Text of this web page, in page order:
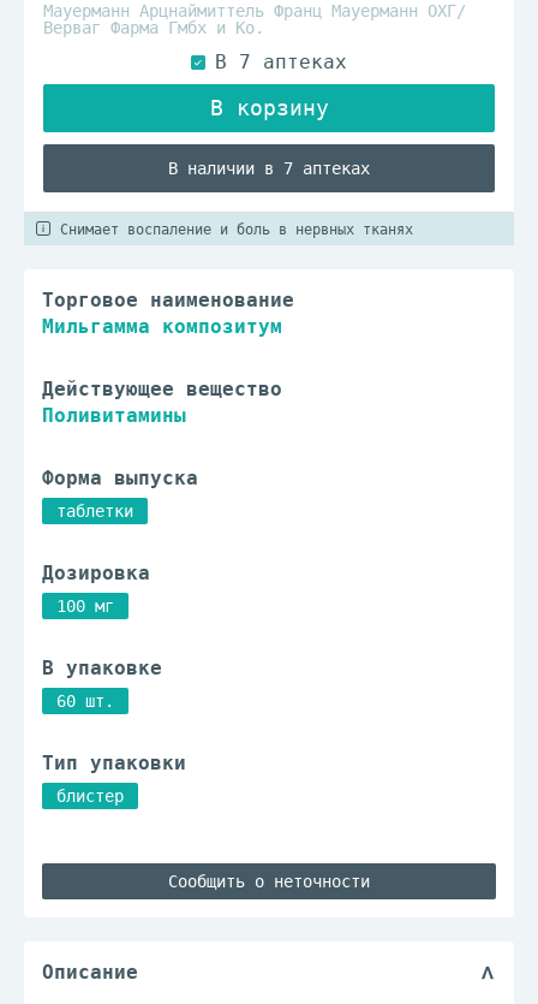
Мауерманн Арцнаймиттель Франц Мауерманн ОХГ/
Верваг Фарма Гмбх и Ко.
В наличии в 7 аптеках
Снимает воспаление и боль в нервных тканях
Торговое наименование
Мильгамма композитум
Действующее вещество
Поливитамины
Форма выпуска
таблетки
Дозировка
100 мг
В упаковке
60 шт.
Тип упаковки
блистер
Сообщить о неточности
Описание